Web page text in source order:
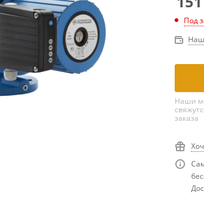
Под
Наши
заказа